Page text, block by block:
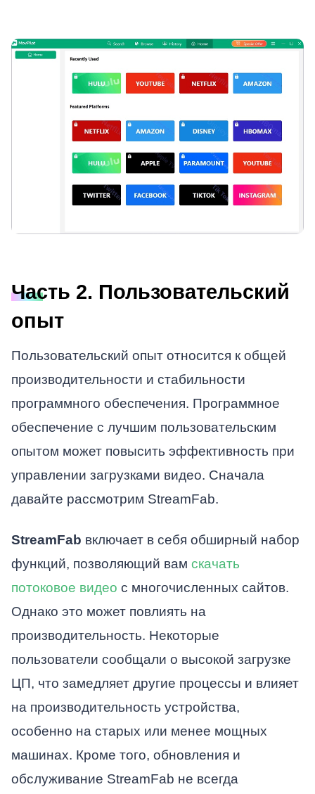
Часть 2. Пользовательский
опыт
Пользовательский опыт относится к общей
производительности и стабильности
программного обеспечения. Программное
обеспечение с лучшим пользовательским
опытом может повысить эффективность при
управлении загрузками видео. Сначала
давайте рассмотрим StreamFab.
StreamFab включает в себя обширный набор
функций, позволяющий вам скачать
потоковое видео с многочисленных сайтов.
Однако это может повлиять на
производительность. Некоторые
пользователи сообщали о высокой загрузке
ЦП, что замедляет другие процессы и влияет
на производительность устройства,
особенно на старых или менее мощных
машинах. Кроме того, обновления и
обслуживание StreamFab не всегда